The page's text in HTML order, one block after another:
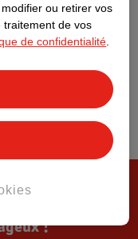
!
ou retirer vos
traitement de vos
de confidentialité